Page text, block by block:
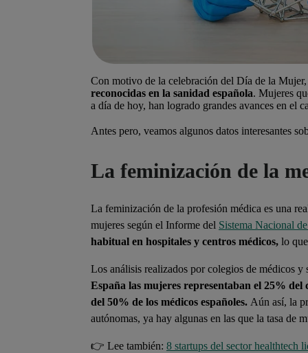
Con motivo de la celebración del Día de la
reconocidas en la sanidad española. Mujeres
a día de hoy, han logrado grandes avances en el
Antes pero, veamos algunos datos interesantes
La feminización de la
La feminización de la profesión médica es una
mujeres según el Informe del Sistema Nacional
habitual en hospitales y centros médicos, lo
Los análisis realizados por colegios de médicos
España las mujeres representaban el 25% del
del 50% de los médicos españoles. Aún así, la
autónomas, ya hay algunas en las que la tasa de
👉 Lee también: 8 startups del sector healthtech